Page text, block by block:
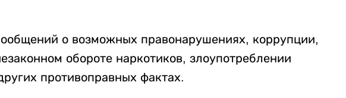
о возможных правонарушениях, коррупции,
обороте наркотиков, злоупотреблении
противоправных фактах.